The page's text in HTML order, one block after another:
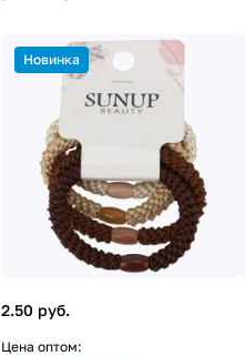
Новинка
2.50 руб.
Цена оптом: